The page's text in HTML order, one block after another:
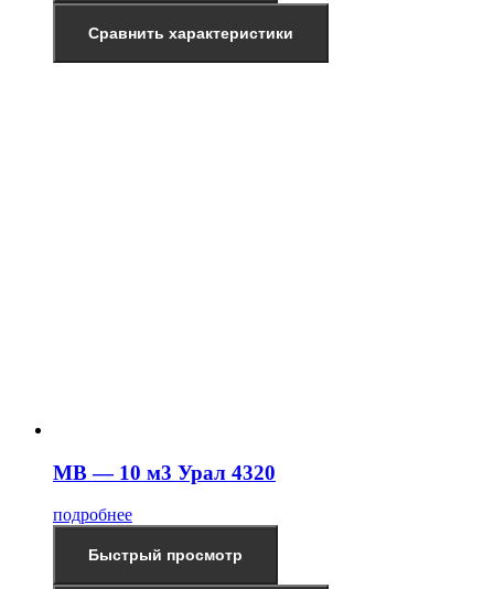
Сравнить характеристики
МВ — 10 м3 Урал 4320
подробнее
Быстрый просмотр